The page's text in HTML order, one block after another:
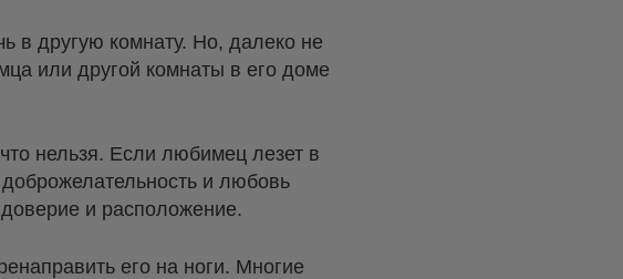
в другую комнату. Но, далеко не
или другой комнаты в его доме
нельзя. Если любимец лезет в
доброжелательность и любовь
и расположение.
его на ноги. Многие